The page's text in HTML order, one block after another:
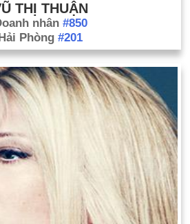
THỊ THUẬN
nhân #850
Phòng #201